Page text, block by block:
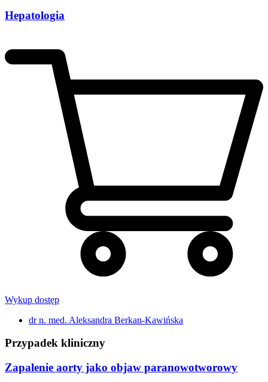
Hepatologia
Wykup dostęp
dr n. med. Aleksandra Berkan-Kawińska
Przypadek kliniczny
Zapalenie aorty jako objaw paranowotworowy